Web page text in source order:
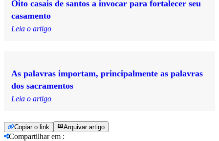
Oito casais de santos a invocar para fortalecer seu
casamento
Leia o artigo
As palavras importam, principalmente as palavras
dos sacramentos
Leia o artigo
Copiar o link Arquivar artigo
Compartilhar em :